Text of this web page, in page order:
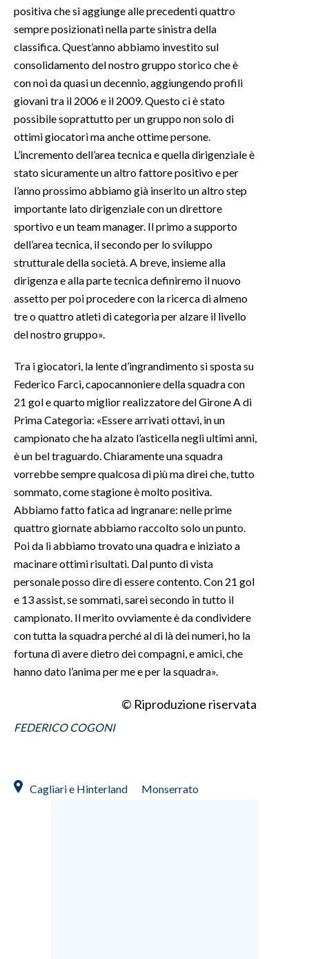
INSULARITÀ
ABBONATI
ANNUNCI
NECROLOGI
PUBBLICITÀ
STORE
positiva che si aggiunge alle precedenti quattro
sempre posizionati nella parte sinistra della
classifica. Quest’anno abbiamo investito sul
consolidamento del nostro gruppo storico che è
con noi da quasi un decennio, aggiungendo profili
giovani tra il 2006 e il 2009. Questo ci è stato
possibile soprattutto per un gruppo non solo di
ottimi giocatori ma anche ottime persone.
L’incremento dell’area tecnica e quella dirigenziale è
stato sicuramente un altro fattore positivo e per
l’anno prossimo abbiamo già inserito un altro step
importante lato dirigenziale con un direttore
sportivo e un team manager. Il primo a supporto
dell’area tecnica, il secondo per lo sviluppo
strutturale della società. A breve, insieme alla
dirigenza e alla parte tecnica definiremo il nuovo
assetto per poi procedere con la ricerca di almeno
tre o quattro atleti di categoria per alzare il livello
del nostro gruppo».
Tra i giocatori, la lente d’ingrandimento si sposta su
Federico Farci, capocannoniere della squadra con
21 gol e quarto miglior realizzatore del Girone A di
Prima Categoria: «Essere arrivati ottavi, in un
campionato che ha alzato l’asticella negli ultimi anni,
è un bel traguardo. Chiaramente una squadra
vorrebbe sempre qualcosa di più ma direi che, tutto
sommato, come stagione è molto positiva.
Abbiamo fatto fatica ad ingranare: nelle prime
quattro giornate abbiamo raccolto solo un punto.
Poi da lì abbiamo trovato una quadra e iniziato a
macinare ottimi risultati. Dal punto di vista
personale posso dire di essere contento. Con 21 gol
e 13 assist, se sommati, sarei secondo in tutto il
campionato. Il merito ovviamente è da condividere
con tutta la squadra perché al di là dei numeri, ho la
fortuna di avere dietro dei compagni, e amici, che
hanno dato l’anima per me e per la squadra».
© Riproduzione riservata
FEDERICO COGONI
Cagliari e Hinterland Monserrato